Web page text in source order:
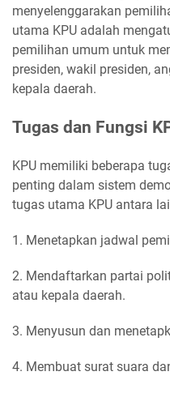
menyelenggarakan
utama KPU adalah
pemilihan umum untuk
presiden, wakil presiden,
kepala daerah.
Tugas dan Fungsi
KPU memiliki beberapa
penting dalam sistem
tugas utama KPU antara
1. Menetapkan jadwal
2. Mendaftarkan partai
atau kepala daerah.
3. Menyusun dan
4. Membuat surat suara